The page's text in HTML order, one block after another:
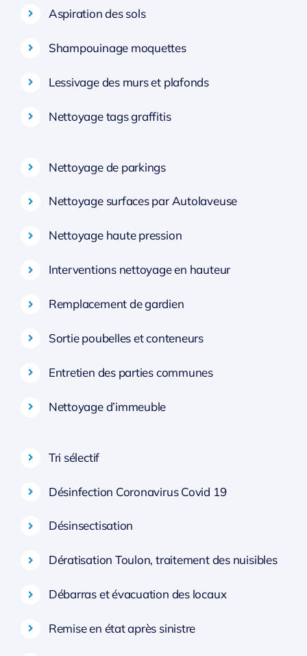
Aspiration des sols
Shampouinage moquettes
Lessivage des murs et plafonds
Nettoyage tags graffitis
Nettoyage de parkings
Nettoyage surfaces par Autolaveuse
Nettoyage haute pression
Interventions nettoyage en hauteur
Remplacement de gardien
Sortie poubelles et conteneurs
Entretien des parties communes
Nettoyage d’immeuble
Tri sélectif
Désinfection Coronavirus Covid 19
Désinsectisation
Dératisation Toulon, traitement des nuisibles
Débarras et évacuation des locaux
Remise en état après sinistre